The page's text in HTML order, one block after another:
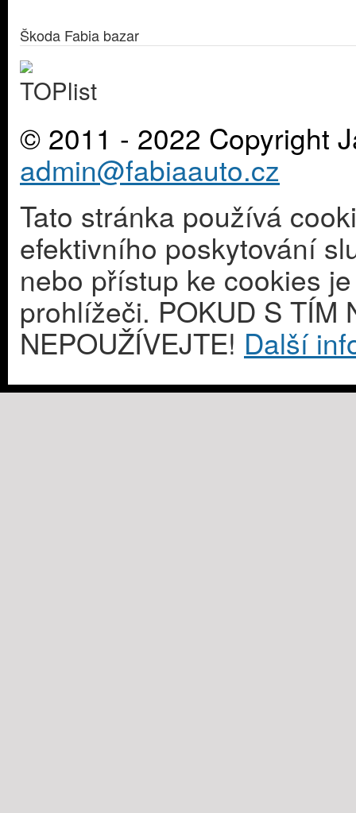
Škoda Fabia bazar
© 2011 - 2022 Copyright
admin@fabiaauto.cz
Tato stránka používá
efektivního poskytování
nebo přístup ke cookies
prohlížeči. POKUD S TÍM
NEPOUŽÍVEJTE! Další